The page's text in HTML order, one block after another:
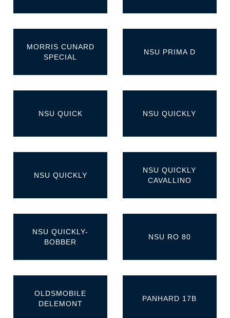
MORRIS CUNARD
SPECIAL
NSU PRIMA D
NSU QUICK NSU QUICKLY
NSU QUICKLY
NSU QUICKLY
CAVALLINO
NSU QUICKLY-
BOBBER
NSU RO 80
OLDSMOBILE
DELEMONT
PANHARD 17B